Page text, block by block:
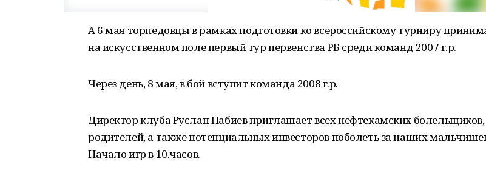
А 6 мая торпедовцы в рамках подготовки ко всероссийскому турниру
на искусственном поле первый тур первенства РБ среди команд 2007 г.р.
Через день, 8 мая, в бой вступит команда 2008 г.р.
Директор клуба Руслан Набиев приглашает всех нефтекамских болельщиков,
родителей, а также потенциальных инвесторов поболеть за наших
Начало игр в 10.часов.